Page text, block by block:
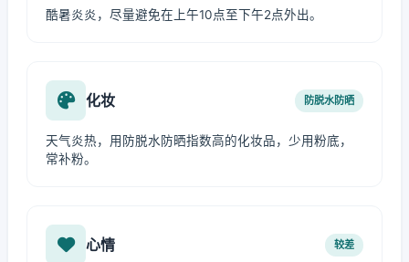
酷暑炎炎，尽量避免在上午10点至下午2点外出。
化妆 防脱水防晒
天气炎热，用防脱水防晒指数高的化妆品，少用粉底，
常补粉。
心情 较差